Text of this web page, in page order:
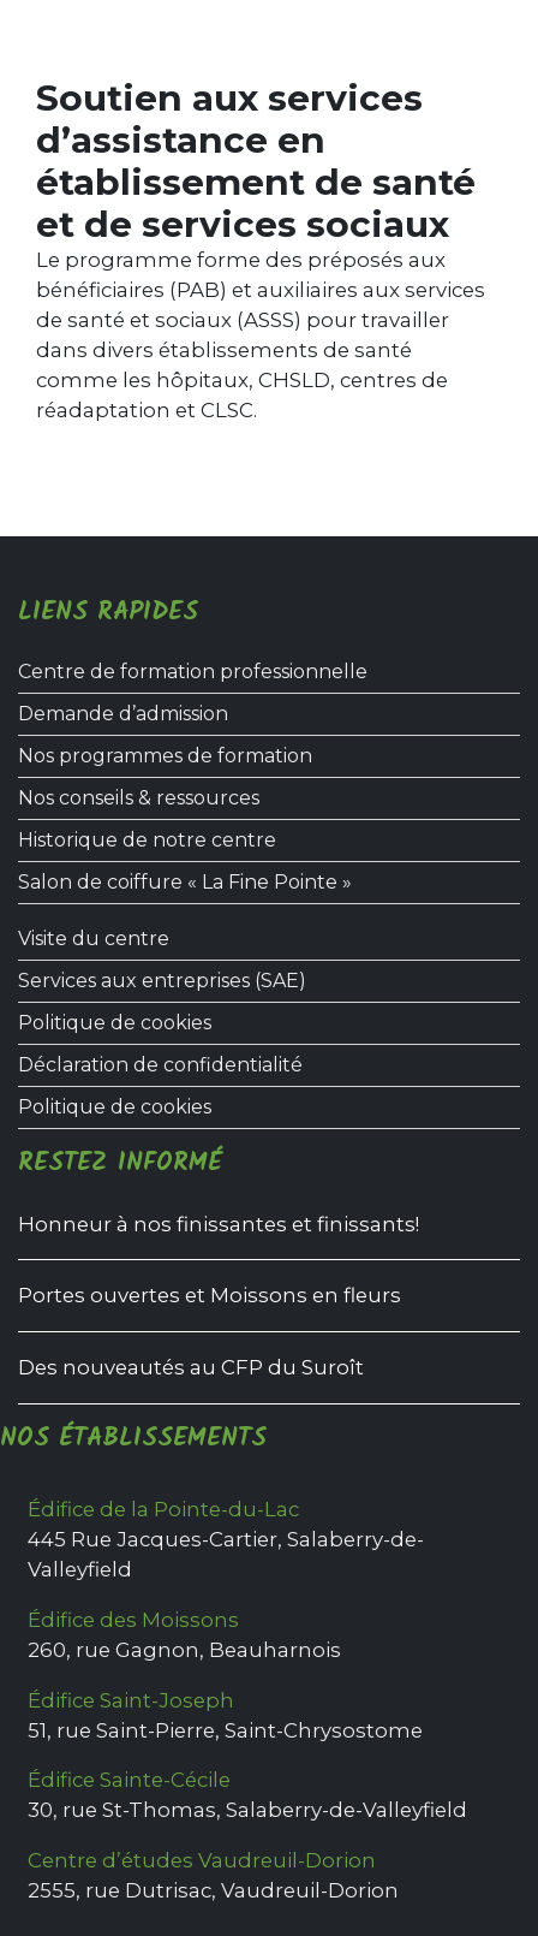
Soutien aux services
d’assistance en
établissement de santé
et de services sociaux
Le programme forme des préposés aux
bénéficiaires (PAB) et auxiliaires aux services
de santé et sociaux (ASSS) pour travailler
dans divers établissements de santé
comme les hôpitaux, CHSLD, centres de
réadaptation et CLSC.
LIENS RAPIDES
Centre de formation professionnelle
Demande d’admission
Nos programmes de formation
Nos conseils & ressources
Historique de notre centre
Salon de coiffure « La Fine Pointe »
Visite du centre
Services aux entreprises (SAE)
Politique de cookies
Déclaration de confidentialité
Politique de cookies
RESTEZ INFORMÉ
Honneur à nos finissantes et finissants!
Portes ouvertes et Moissons en fleurs
Des nouveautés au CFP du Suroît
NOS ÉTABLISSEMENTS
Édifice de la Pointe-du-Lac
445 Rue Jacques-Cartier,Salaberry-de-
Valleyfield
Édifice des Moissons
260, rue Gagnon, Beauharnois
Édifice Saint-Joseph
51, rue Saint-Pierre,Saint-Chrysostome
Édifice Sainte-Cécile
30, rue St-Thomas,Salaberry-de-Valleyfield
Centre d’études Vaudreuil-Dorion
2555, rue Dutrisac,Vaudreuil-Dorion